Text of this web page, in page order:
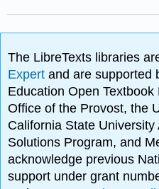
The LibreTexts libraries
Expertand are supported
Education Open
Office of the Provost, the
California State
Solutions Program, and
acknowledge previous
support under grant